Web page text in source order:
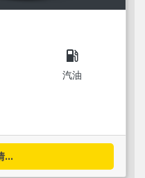
local_gas_station
汽油
...